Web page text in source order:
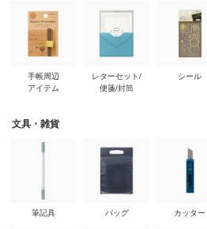
手帳周辺
アイテム
レターセット/
便箋/封筒
シール
文具・雑貨
筆記具 バッグ カッター